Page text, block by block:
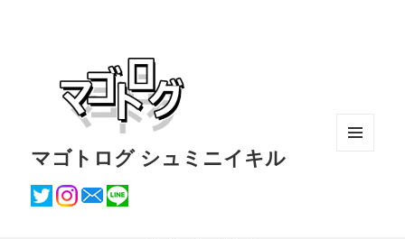
マゴトログ シュミニイキル